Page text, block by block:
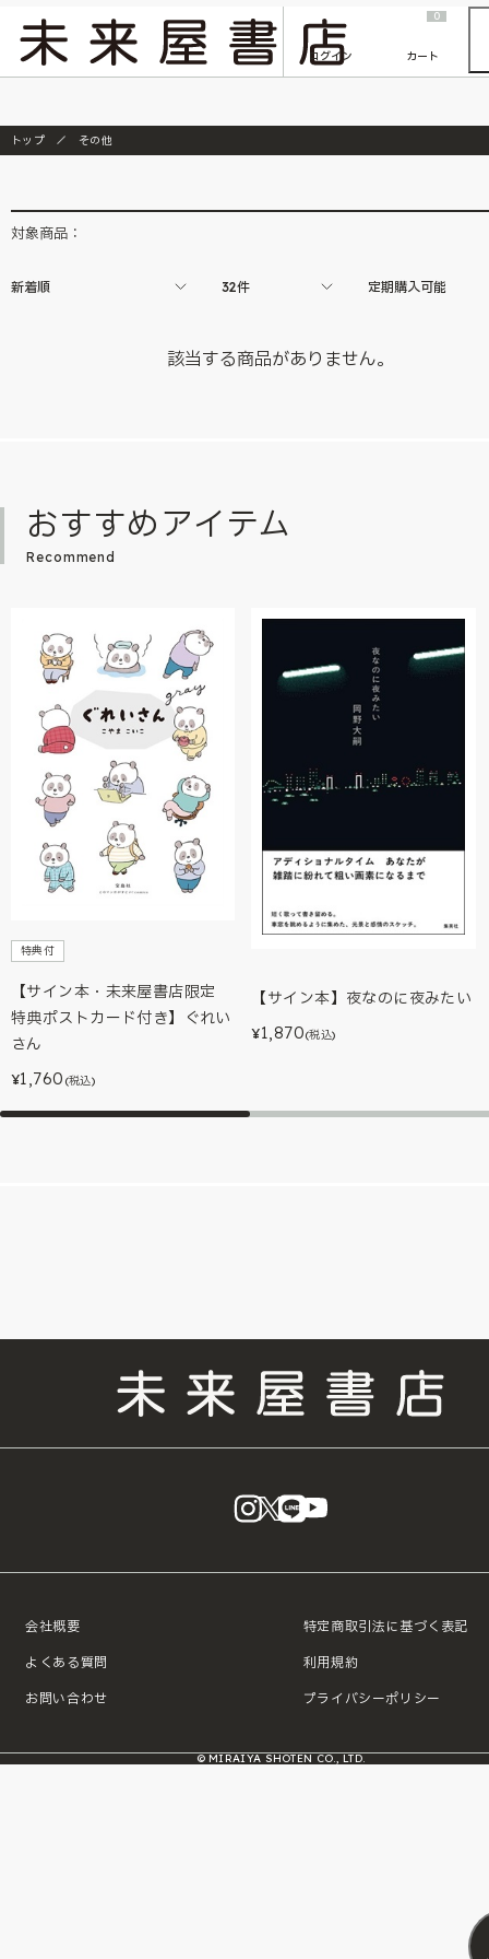
『ONE PIECE magazine 021 ONE PIECEカード付き同梱版』発売延期のご案内
ログイン
0
カート
トップ その他
対象商品：
新着順 32件 定期購入可能
該当する商品がありません。
おすすめアイテム
Recommend
特典付
【サイン本・未来屋書店限定
特典ポストカード付き】ぐれい
さん
¥1,760 (税込)
【サイン本】夜なのに夜みたい
¥1,870(税込)
instagram
X LINE
会社概要
よくある質問
お問い合わせ
特定商取引法に基づく表記
利用規約
プライバシーポリシー
© MIRAIYA SHOTEN CO., LTD.